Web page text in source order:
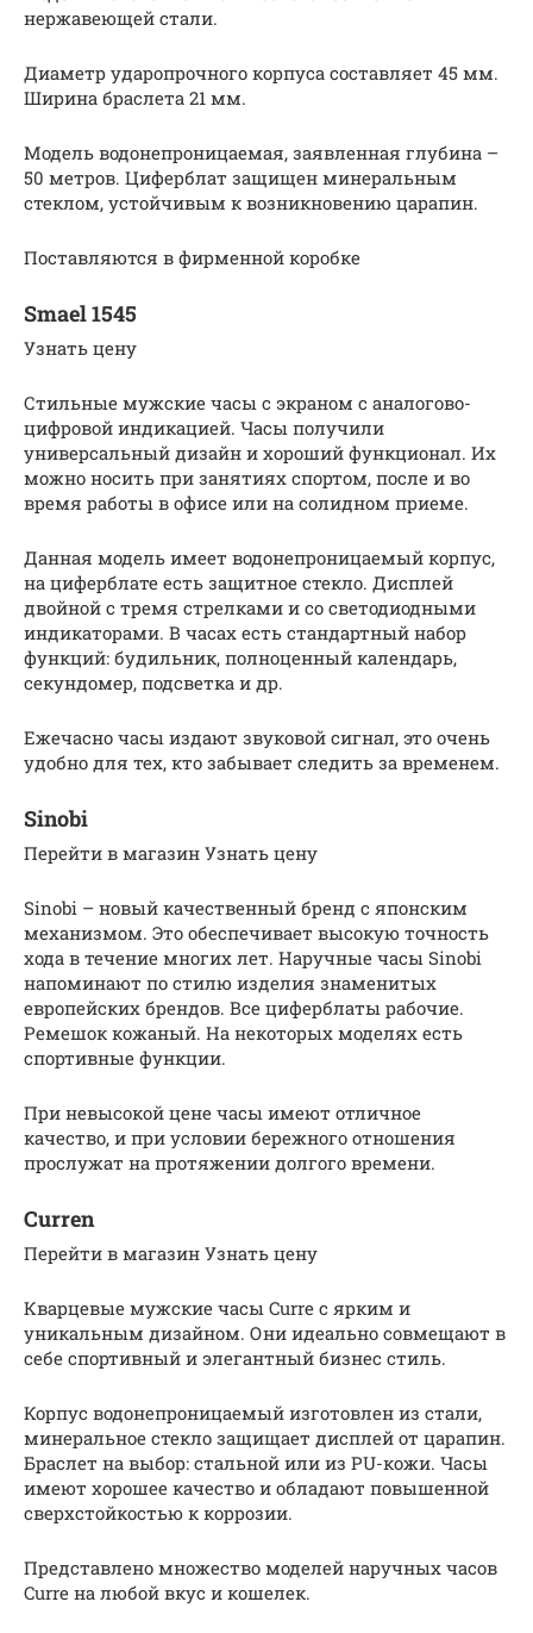
нержавеющей стали.
Диаметр ударопрочного корпуса составляет 45 мм.
Ширина браслета 21 мм.
Модель водонепроницаемая, заявленная глубина –
50 метров. Циферблат защищен минеральным
стеклом, устойчивым к возникновению царапин.
Поставляются в фирменной коробке
Smael 1545
Узнать цену
Стильные мужские часы с экраном с аналогово-
цифровой индикацией. Часы получили
универсальный дизайн и хороший функционал. Их
можно носить при занятиях спортом, после и во
время работы в офисе или на солидном приеме.
Данная модель имеет водонепроницаемый корпус,
на циферблате есть защитное стекло. Дисплей
двойной с тремя стрелками и со светодиодными
индикаторами. В часах есть стандартный набор
функций: будильник, полноценный календарь,
секундомер, подсветка и др.
Ежечасно часы издают звуковой сигнал, это очень
удобно для тех, кто забывает следить за временем.
Sinobi
Перейти в магазин Узнать цену
Sinobi – новый качественный бренд с японским
механизмом. Это обеспечивает высокую точность
хода в течение многих лет. Наручные часы Sinobi
напоминают по стилю изделия знаменитых
европейских брендов. Все циферблаты рабочие.
Ремешок кожаный. На некоторых моделях есть
спортивные функции.
При невысокой цене часы имеют отличное
качество, и при условии бережного отношения
прослужат на протяжении долгого времени.
Curren
Перейти в магазин Узнать цену
Кварцевые мужские часы Curre с ярким и
уникальным дизайном. Они идеально совмещают в
себе спортивный и элегантный бизнес стиль.
Корпус водонепроницаемый изготовлен из стали,
минеральное стекло защищает дисплей от царапин.
Браслет на выбор: стальной или из PU-кожи. Часы
имеют хорошее качество и обладают повышенной
сверхстойкостью к коррозии.
Представлено множество моделей наручных часов
Curre на любой вкус и кошелек.